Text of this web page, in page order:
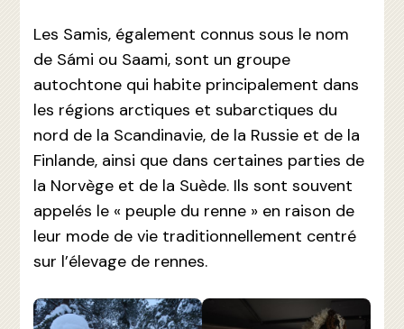
Les Samis, également connus sous le nom
de Sámi ou Saami, sont un groupe
autochtone qui habite principalement dans
les régions arctiques et subarctiques du
nord de la Scandinavie, de la Russie et de la
Finlande, ainsi que dans certaines parties de
la Norvège et de la Suède. Ils sont souvent
appelés le « peuple du renne » en raison de
leur mode de vie traditionnellement centré
sur l’élevage de rennes.